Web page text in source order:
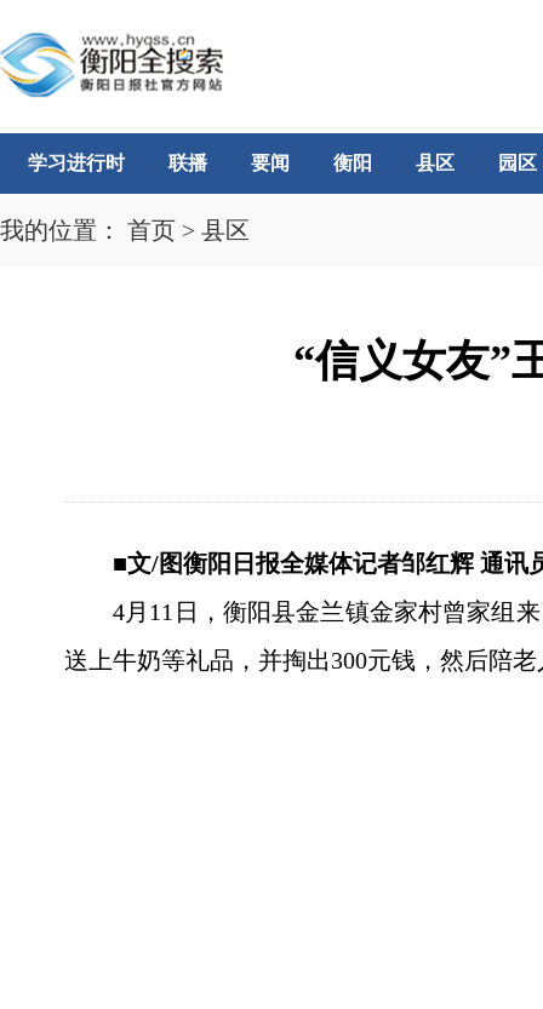
学习进行时 联播 要闻 衡阳 县区 园区
我的位置： 首页 > 县区
“信义女友”
■文/图衡阳日报全媒体记者邹红辉 通讯
4月11日，衡阳县金兰镇金家村曾家组
送上牛奶等礼品，并掏出300元钱，然后陪